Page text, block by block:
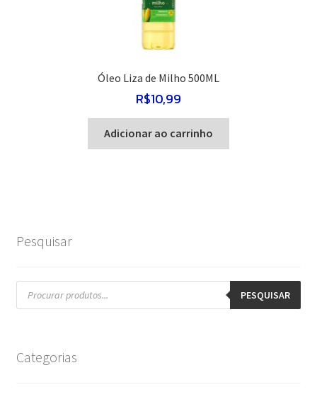
Óleo Liza de Milho 500ML
R$10,99
Adicionar ao carrinho
Pesquisar
Pesquisar
produtos PESQUISAR
Categorias